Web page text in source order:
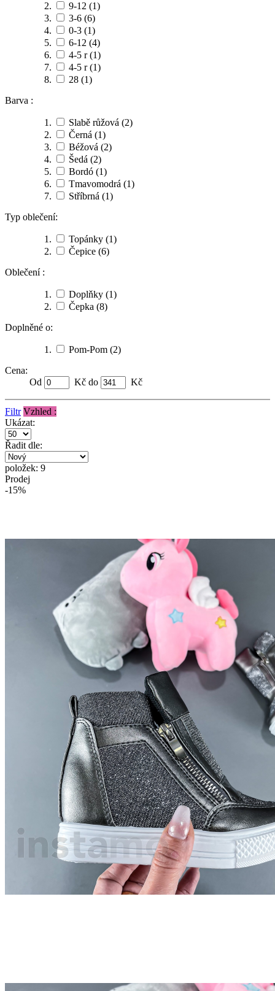
9-12 (1)
3-6 (6)
0-3 (1)
6-12 (4)
4-5 r(1)
4-5 r(1)
28 (1)
Barva :
Slabě růžová (2)
Černá (1)
Béžová (2)
Šedá (2)
Bordó (1)
Tmavomodrá (1)
Stříbrná (1)
Typ oblečení:
Topánky (1)
Čepice (6)
Oblečení :
Doplňky (1)
Čepka (8)
Doplněné o:
Pom-Pom (2)
Cena:
Od
Kč do Kč
Filtr Vzhled :
Ukázat:
Řadit dle:
položek: 9
Prodej
-15%